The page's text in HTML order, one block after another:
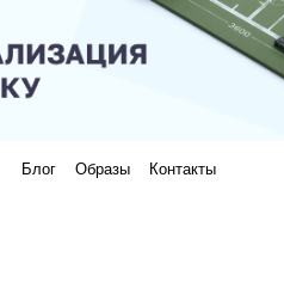
Блог Образы Контакты